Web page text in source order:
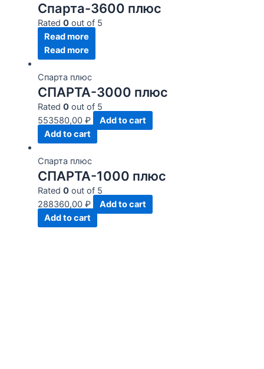
Спарта-3600 плюс
Rated 0out of 5
Read more
Read more
Спарта плюс
СПАРТА-3000 плюс
Rated 0out of 5
553580,00 ₽
Add to cart
Add to cart
Спарта плюс
СПАРТА-1000 плюс
Rated 0out of 5
288360,00 ₽
Add to cart
Add to cart